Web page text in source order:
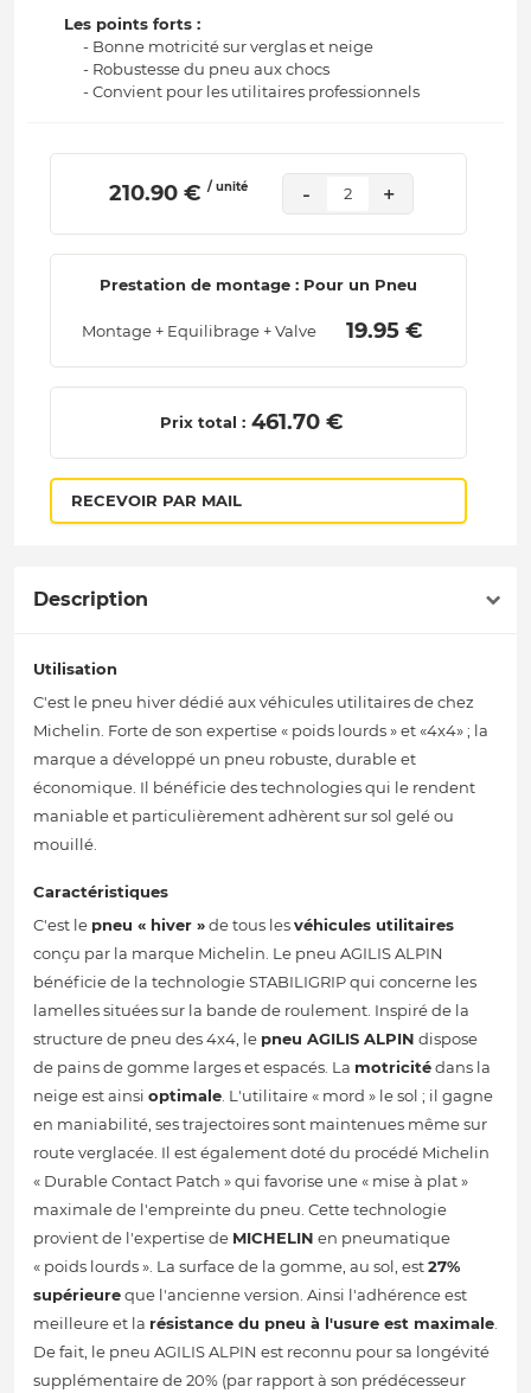
Les points forts :
- Bonne motricité sur verglas et neige
- Robustesse du pneu aux chocs
- Convient pour les utilitaires professionnels
210.90 € / unité - 2 +
Prestation de montage : Pour un Pneu
Montage + Equilibrage + Valve 19.95 €
Prix total : 461.70 €
RECEVOIR PAR MAIL
Description
Utilisation
C'est le pneu hiver dédié aux véhicules utilitaires de chez
Michelin. Forte de son expertise « poids lourds » et «4x4» ; la
marque a développé un pneu robuste, durable et
économique. Il bénéficie des technologies qui le rendent
maniable et particulièrement adhèrent sur sol gelé ou
mouillé.
Caractéristiques
C'est le pneu « hiver »de tous lesvéhicules utilitaires
conçu par la marque Michelin. Le pneu AGILIS ALPIN
bénéficie de la technologie STABILIGRIP qui concerne les
lamelles situées sur la bande de roulement. Inspiré de la
structure de pneu des 4x4, le pneu AGILIS ALPIN dispose
de pains de gomme larges et espacés. La motricitédans la
neige est ainsi optimale. L'utilitaire « mord » le sol ; il gagne
en maniabilité, ses trajectoires sont maintenues même sur
route verglacée. Il est également doté du procédé Michelin
« Durable Contact Patch » qui favorise une « mise à plat »
maximale de l'empreinte du pneu. Cette technologie
provient de l'expertise de MICHELIN en pneumatique
« poids lourds ». La surface de la gomme, au sol, est27%
supérieureque l'ancienne version. Ainsi l'adhérence est
meilleure et la résistance du pneu à l'usure est maximale.
De fait, le pneu AGILIS ALPIN est reconnu pour sa longévité
supplémentaire de 20% (par rapport à son prédécesseur